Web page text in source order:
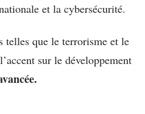
et la cybersécurité.
telles que le terrorisme et le
sur le développement